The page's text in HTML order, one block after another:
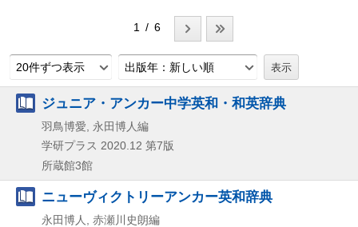
1 / 6
20件ずつ表示 出版年：新しい順
ジュニア・アンカー中学英和・和英辞典
羽鳥博愛, 永田博人編
学研プラス 2020.12 第7版
所蔵館3館
ニューヴィクトリーアンカー英和辞典
永田博人, 赤瀬川史朗編